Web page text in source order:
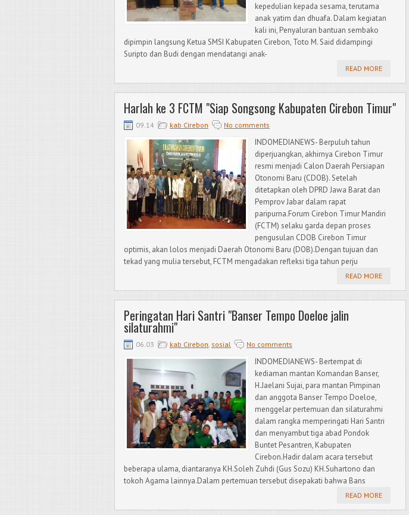
kepedulian kepada sesama, terutama
anak yatim dan dhuafa. Dalam kegiatan
kali ini, Penyaluran bantuan sembako
dipimpin langsung Ketua SMSI Kabupaten Cirebon, Toto M. Said didampingi
Suripto dan Budi dengan mendatangi anak-
READ MORE
Harlah ke 3 FCTM "Siap Songsong Kabupaten Cirebon Timur"
09.14 kab Cirebon No comments
INDOMEDIANEWS- Berpuluh tahun
diperjuangkan, akhirnya Cirebon Timur
resmi menjadi Calon Daerah Persiapan
Otonomi Baru (CDOB). Setelah
ditetapkan oleh DPRD Jawa Barat dan
Pemprov Jabar dalam rapat
paripurna.Forum Cirebon Timur Mandiri
(FCTM) selaku garda depan proses
pengusulan CDOB Cirebon Timur
optimis, akan lolos menjadi Daerah Otonomi Baru (DOB).Dengan tujuan dan
tekad yang mulia tersebut, FCTM mengadakan refleksi tiga tahun perju
READ MORE
Peringatan Hari Santri "Banser Tempo Doeloe jalin
silaturahmi"
06.03 kab Cirebon, sosial No comments
INDOMEDIANEWS- Bertempat di
kediaman mantan Komandan Banser,
H.Jaelani Sujai, para mantan Pimpinan
dan anggota Banser Tempo Doeloe,
menggelar pertemuan dan silaturahmi
dalam rangka memperingati Hari Santri
dan menyambut tiga abad Pondok
Buntet Pesantren, Kabupaten
Cirebon.Hadir dalam acara tersebut
beberapa ulama, diantaranya KH.Soleh Zuhdi (Gus Sozu) KH.Suhartono dan
tokoh Agama lainnya.Dalam pertemuan tersebut disepakati bahwa Bans
READ MORE